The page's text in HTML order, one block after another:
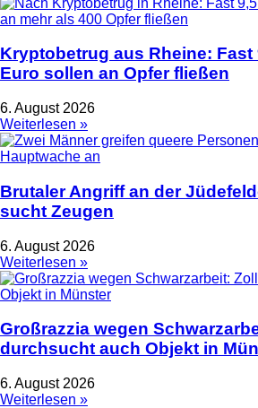
Kryptobetrug aus Rheine: Fast
Euro sollen an Opfer fließen
6. August 2026
Weiterlesen »
Brutaler Angriff an der
sucht Zeugen
6. August 2026
Weiterlesen »
Großrazzia wegen
durchsucht auch Objekt in
6. August 2026
Weiterlesen »